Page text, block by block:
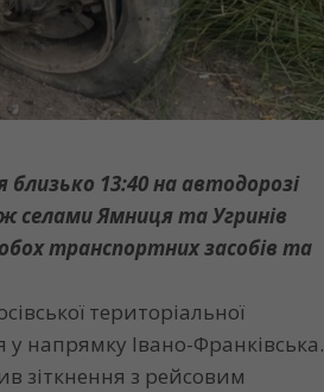
13:40 на автодорозі
селами Ямниця та Угринів
транспортних засобів та
територіальної
напрямку Івано-Франківська.
зіткнення з рейсовим